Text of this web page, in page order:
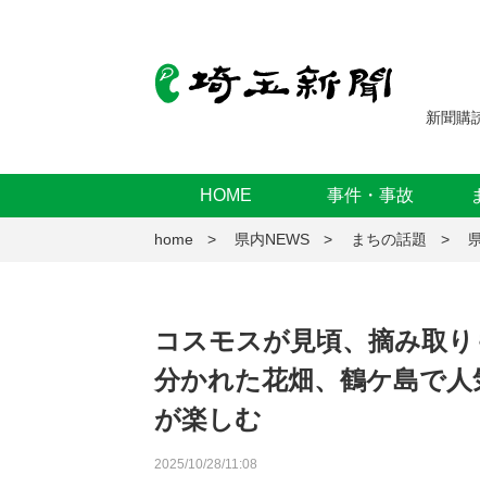
新聞購
HOME 事件・事故
home 県内NEWS まちの話題
コスモスが見頃、摘み取
分かれた花畑、鶴ケ島で
が楽しむ
2025/10/28/11:08